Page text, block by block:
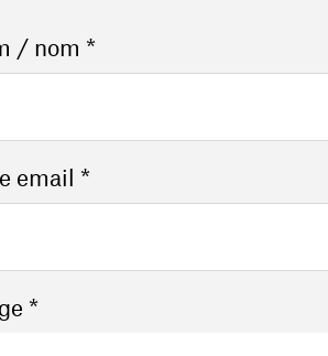
Votre prénom / nom *
Votre adresse email *
Votre message *